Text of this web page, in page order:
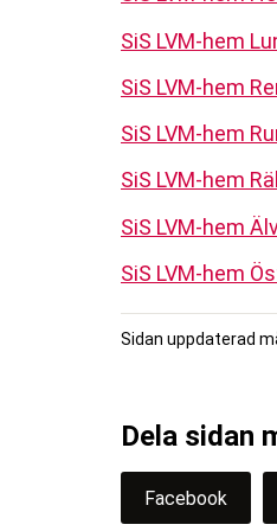
SiS LVM-hem
SiS LVM-hem
SiS LVM-hem
SiS LVM-hem
SiS LVM-hem
SiS LVM-hem
Sidan uppdaterad
Dela sidan
Facebook